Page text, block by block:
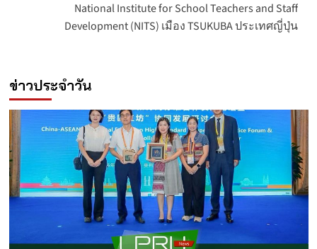
National Institute for School Teachers and Staff
Development (NITS) เมือง TSUKUBA ประเทศญี่ปุ่น
ข่าวประจำวัน